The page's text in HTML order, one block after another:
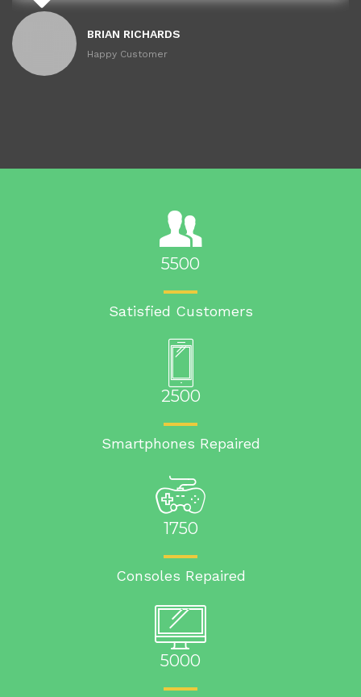
BRIAN RICHARDS
Happy Customer
5500
Satisfied Customers
2500
Smartphones Repaired
1750
Consoles Repaired
5000